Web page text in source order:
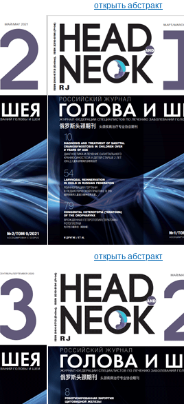
открыть абстракт
открыть абстракт